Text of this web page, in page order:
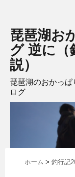
琵琶湖お
グ 逆に（
説）
琵琶湖のおかっ
ログ
ホーム > 釣行記